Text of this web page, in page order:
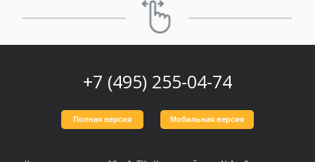
+7 (495) 255-04-74
Полная версия Мобильная версия